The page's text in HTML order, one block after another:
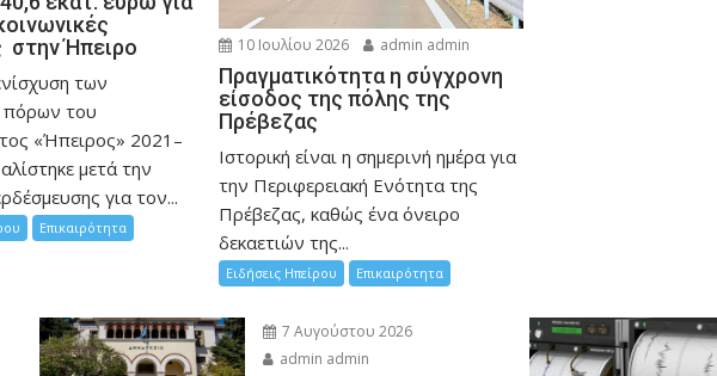
στην Ήπειρο
των
πόρων του
«Ήπειρος» 2021–
μετά την
για τον...
Επικαιρότητα
10 Ιουλίου 2026 admin admin
Πραγματικότητα η σύγχρονη
είσοδος της πόλης της
Πρέβεζας
Ιστορική είναι η σημερινή ημέρα για
την Περιφερειακή Ενότητα της
Πρέβεζας, καθώς ένα όνειρο
δεκαετιών της...
Ειδήσεις Ηπείρου Επικαιρότητα
7 Αυγούστου 2026
admin admin